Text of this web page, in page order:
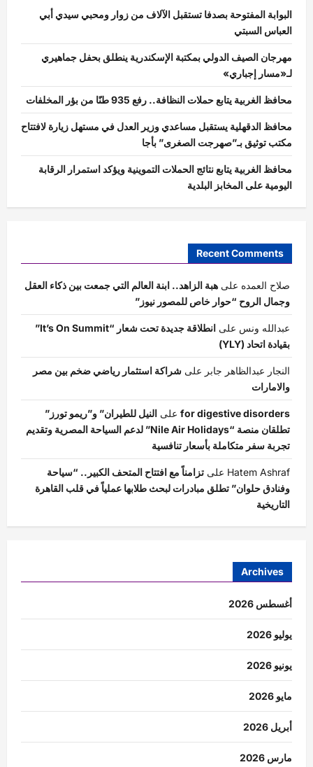
البوابة المفتوحة بصدفا تستقبل الآلاف من زوار ومحبي سيدي أبي
العباس السبتي
مهرجان الصيف الدولي بمكتبة الإسكندرية ينطلق بحفل جماهيري
لـ«مسار إجباري»
محافظ الغربية يتابع حملات النظافة.. رفع 935 طنًا من بؤر المخلفات
محافظ الدقهلية يستقبل مساعدي وزير العدل في مستهل زيارة لافتتاح
مكتب توثيق بـ”صهرجت الصغرى” بأجا
محافظ الغربية يتابع نتائج الحملات التموينية ويؤكد استمرار الرقابة
اليومية على المخابز البلدية
Recent Comments
صلاح العمده على هبة الزاهد.. ابنة العالم التي جمعت بين ذكاء العقل
وجمال الروح “حوار خاص للمصور نيوز”
عبدالله ونس على
انطلاقة جديدة تحت شعار “It’s On Summit”
بقيادة اتحاد (YLY)
النجار عبدالظاهر جابر على شراكة استثمار رياضي ضخم بين مصر
والامارات
for digestive disorders على النيل للطيران” و”ريمو تورز”
تطلقان منصة “Nile Air Holidays” لدعم السياحة المصرية وتقديم
تجربة سفر متكاملة بأسعار تنافسية
Hatem Ashraf على تزامناً مع افتتاح المتحف الكبير.. “سياحة
وفنادق حلوان” تطلق مبادرات لبحث طلابها عملياً في قلب القاهرة
التاريخية
Archives
أغسطس 2026
يوليو 2026
يونيو 2026
مايو 2026
أبريل 2026
مارس 2026